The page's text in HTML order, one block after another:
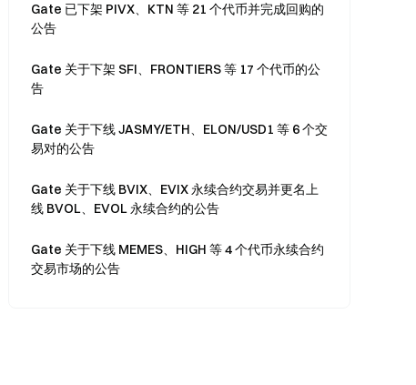
Gate 已下架 PIVX、KTN 等 21 个代币并完成回购的
公告
Gate 关于下架 SFI、FRONTIERS 等 17 个代币的公
告
Gate 关于下线 JASMY/ETH、ELON/USD1 等 6 个交
易对的公告
Gate 关于下线 BVIX、EVIX 永续合约交易并更名上
线 BVOL、EVOL 永续合约的公告
Gate 关于下线 MEMES、HIGH 等 4 个代币永续合约
交易市场的公告